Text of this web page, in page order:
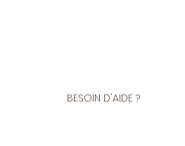
BESOIN D'AIDE ?